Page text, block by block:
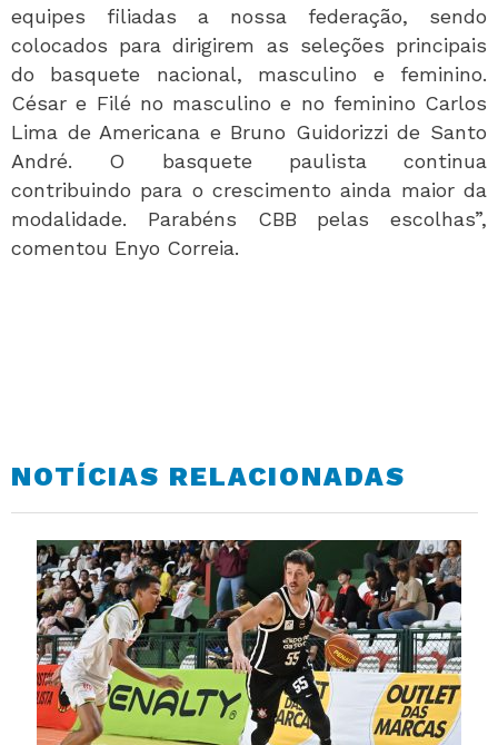
equipes filiadas a nossa federação, sendo
colocados para dirigirem as seleções principais
do basquete nacional, masculino e feminino.
César e Filé no masculino e no feminino Carlos
Lima de Americana e Bruno Guidorizzi de Santo
André. O basquete paulista continua
contribuindo para o crescimento ainda maior da
modalidade. Parabéns CBB pelas escolhas”,
comentou Enyo Correia.
NOTÍCIAS RELACIONADAS